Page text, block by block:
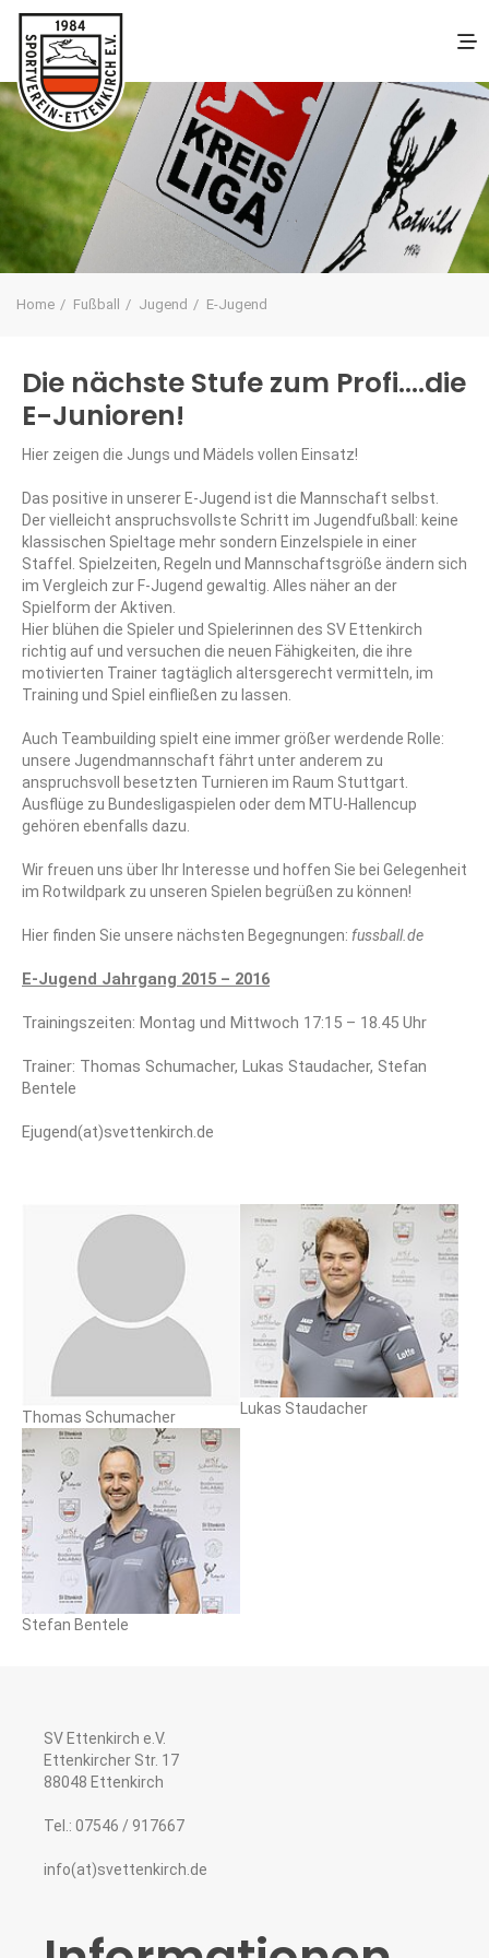
Home Fußball Jugend E-Jugend
Die nächste Stufe zum Profi....die
E-Junioren!
Hier zeigen die Jungs und Mädels vollen Einsatz!
Das positive in unserer E-Jugend ist die Mannschaft selbst.
Der vielleicht anspruchsvollste Schritt im Jugendfußball: keine
klassischen Spieltage mehr sondern Einzelspiele in einer
Staffel. Spielzeiten, Regeln und Mannschaftsgröße ändern sich
im Vergleich zur F-Jugend gewaltig. Alles näher an der
Spielform der Aktiven.
Hier blühen die Spieler und Spielerinnen des SV Ettenkirch
richtig auf und versuchen die neuen Fähigkeiten, die ihre
motivierten Trainer tagtäglich altersgerecht vermitteln, im
Training und Spiel einfließen zu lassen.
Auch Teambuilding spielt eine immer größer werdende Rolle:
unsere Jugendmannschaft fährt unter anderem zu
anspruchsvoll besetzten Turnieren im Raum Stuttgart.
Ausflüge zu Bundesligaspielen oder dem MTU-Hallencup
gehören ebenfalls dazu.
Wir freuen uns über Ihr Interesse und hoffen Sie bei Gelegenheit
im Rotwildpark zu unseren Spielen begrüßen zu können!
Hier finden Sie unsere nächsten Begegnungen: fussball.de
E-Jugend Jahrgang 2015 – 2016
Trainingszeiten: Montag und Mittwoch 17:15 – 18.45 Uhr
Trainer: Thomas Schumacher, Lukas Staudacher, Stefan
Bentele
Ejugend(at)svettenkirch.de
Thomas Schumacher Lukas Staudacher
Stefan Bentele
SV Ettenkirch e.V.
Ettenkircher Str. 17
88048 Ettenkirch
Tel.: 07546 / 917667
info(at)svettenkirch.de